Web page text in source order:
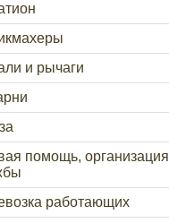
и рычаги
помощь, организация
работающих